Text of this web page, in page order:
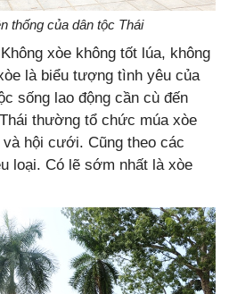
thống của dân tộc Thái
xòe không tốt lúa, không
là biểu tượng tình yêu của
sống lao động cần cù đến
thường tổ chức múa xòe
hội cưới. Cũng theo các
loại. Có lẽ sớm nhất là xòe